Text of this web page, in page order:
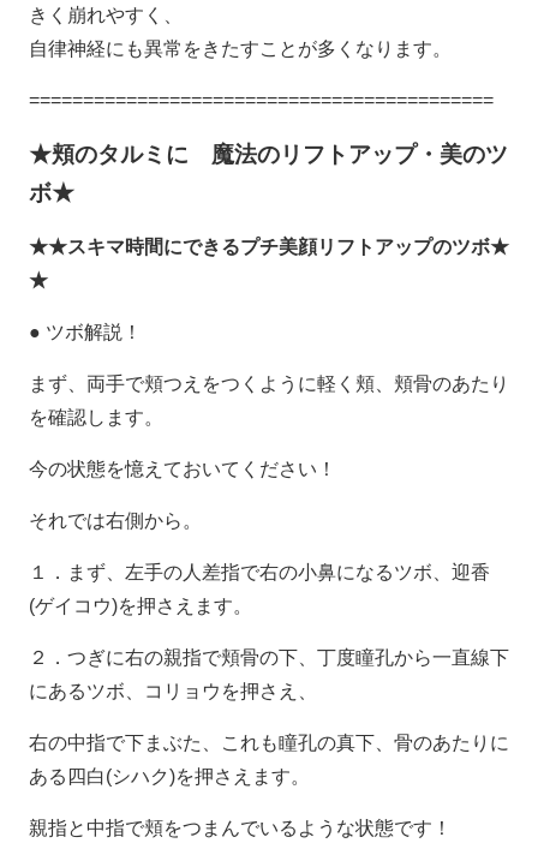
きく崩れやすく、
自律神経にも異常をきたすことが多くなります。
===========================================
★頬のタルミに 魔法のリフトアップ・美のツ
ボ★
★★スキマ時間にできるプチ美顔リフトアップのツボ★
★
● ツボ解説！
まず、両手で頬つえをつくように軽く頬、頬骨のあたり
を確認します。
今の状態を憶えておいてください！
それでは右側から。
１．まず、左手の人差指で右の小鼻になるツボ、迎香
(ゲイコウ)を押さえます。
２．つぎに右の親指で頬骨の下、丁度瞳孔から一直線下
にあるツボ、コリョウを押さえ、
右の中指で下まぶた、これも瞳孔の真下、骨のあたりに
ある四白(シハク)を押さえます。
親指と中指で頬をつまんでいるような状態です！